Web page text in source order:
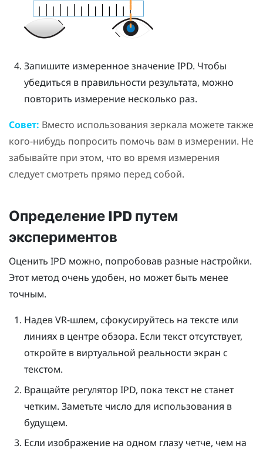
Запишите измеренное значение IPD. Чтобы
убедиться в правильности результата, можно
повторить измерение несколько раз.
Совет: Вместо использования зеркала можете также
кого-нибудь попросить помочь вам в измерении. Не
забывайте при этом, что во время измерения
следует смотреть прямо перед собой.
Определение IPD путем
экспериментов
Оценить IPD можно, попробовав разные настройки.
Этот метод очень удобен, но может быть менее
точным.
Надев VR-шлем, сфокусируйтесь на тексте или
линиях в центре обзора. Если текст отсутствует,
откройте в виртуальной реальности экран с
текстом.
Вращайте регулятор IPD, пока текст не станет
четким. Заметьте число для использования в
будущем.
Если изображение на одном глазу четче, чем на